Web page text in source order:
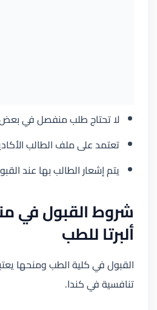
لا تحتاج طلب منفصل في بعض
تعتمد على ملف الطالب
يتم إشعار الطالب بها عند
شروط القبول في
ألبرتا للطب
القبول في كلية الطب ومنحها
تنافسية في كندا.